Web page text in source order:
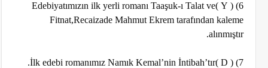
6) ( Y )Edebiyatımızın ilk yerli romanı Taaşuk-ı Talat ve
Fitnat,Recaizade Mahmut Ekrem tarafından kaleme
alınmıştır.
7) ( D )İlk edebi romanımız Namık Kemal’nin İntibah’tır.